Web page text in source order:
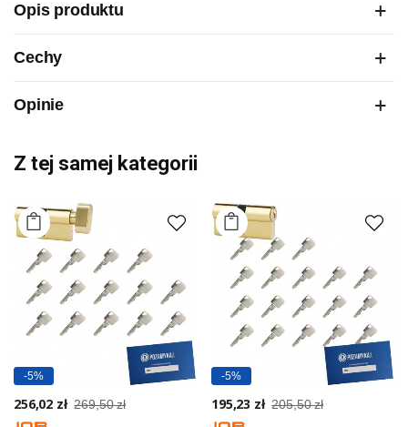
Opis produktu
Cechy
Opinie
Z tej samej kategorii
-5%
256,02 zł 269,50 zł
-5%
195,23 zł 205,50 zł